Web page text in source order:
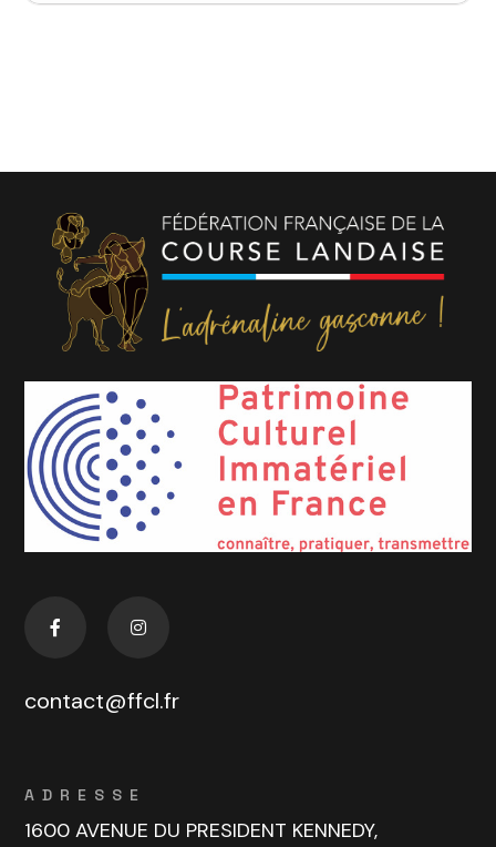
contact@ffcl.fr
ADRESSE
1600 AVENUE DU PRESIDENT KENNEDY,